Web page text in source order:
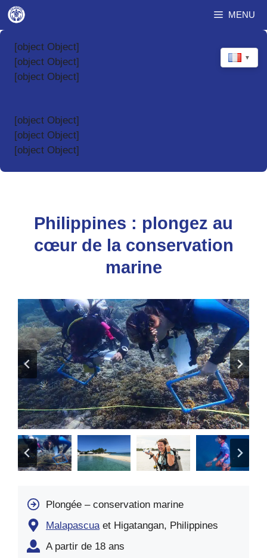
Aller
au
contenu
MENU
▼
[object Object]
[object Object]
[object Object]
[object Object]
[object Object]
[object Object]
Philippines : plongez au
cœur de la conservation
marine
Plongée – conservation marine
Malapascuaet Higatangan, Philippines
A partir de 18 ans